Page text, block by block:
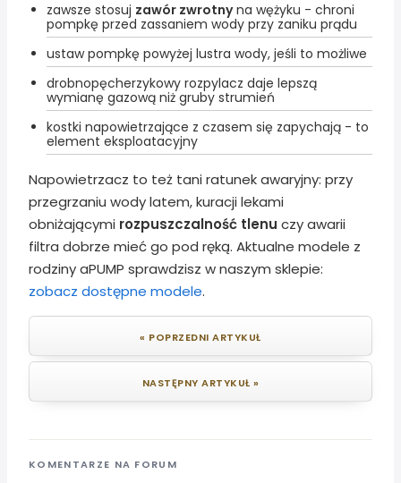
zawsze stosuj zawór zwrotnyna wężyku - chroni
pompkę przed zassaniem wody przy zaniku prądu
ustaw pompkę powyżej lustra wody, jeśli to możliwe
drobnopęcherzykowy rozpylacz daje lepszą
wymianę gazową niż gruby strumień
kostki napowietrzające z czasem się zapychają - to
element eksploatacyjny
Napowietrzacz to też tani ratunek awaryjny: przy
przegrzaniu wody latem, kuracji lekami
obniżającymi rozpuszczalność tlenu czy awarii
filtra dobrze mieć go pod ręką. Aktualne modele z
rodziny aPUMP sprawdzisz w naszym sklepie:
zobacz dostępne modele.
« POPRZEDNI ARTYKUŁ
NASTĘPNY ARTYKUŁ »
KOMENTARZE NA FORUM